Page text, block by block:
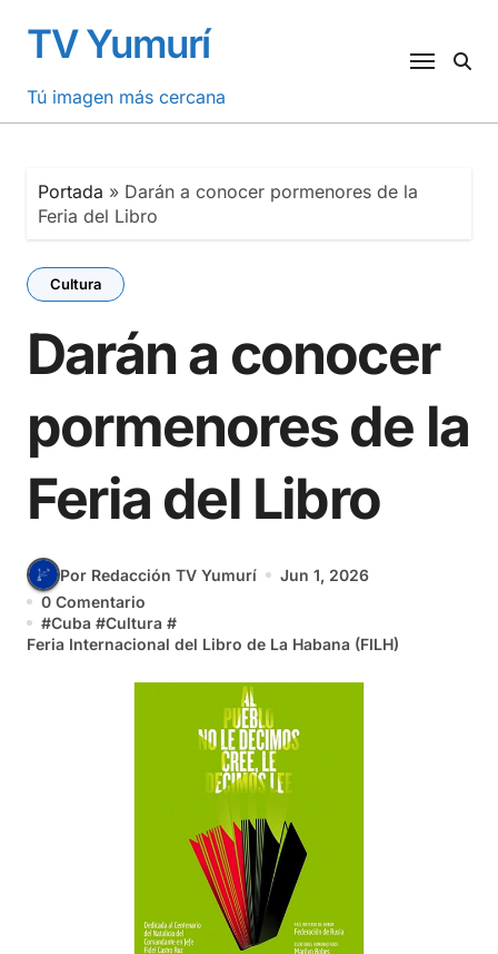
contenido
TV Yumurí
Tú imagen más cercana
Portada » Darán a conocer pormenores de la
Feria del Libro
Cultura
Darán a conocer
pormenores de la
Feria del Libro
Por Redacción TV Yumurí
Jun 1, 2026
0 Comentario
#Cuba #Cultura #
Feria Internacional del Libro de La Habana (FILH)